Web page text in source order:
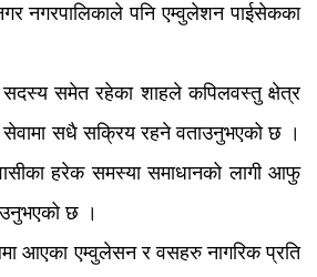
नगरपालिकाले पनि एम्वुलेशन पाईसेकका
सदस्य समेत रहेका शाहले कपिलवस्तु क्षेत्र
सधै सक्रिय रहने वताउनुभएको छ ।
हरेक समस्या समाधानको लागी आफु
छ ।
आएका एम्वुलेसन र वसहरु नागरिक प्रति